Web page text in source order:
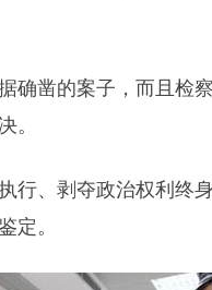
确凿的案子，而且检
。
行、剥夺政治权利终
定。